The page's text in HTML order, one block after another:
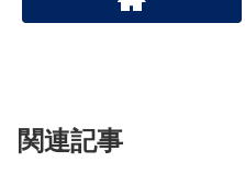
関連記事